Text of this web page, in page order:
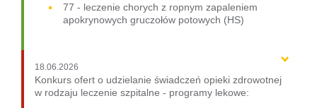
77 - leczenie chorych z ropnym zapaleniem
apokrynowych gruczołów potowych (HS)
18.06.2026
Konkurs ofert o udzielanie świadczeń opieki zdrowotnej
w rodzaju leczenie szpitalne - programy lekowe: